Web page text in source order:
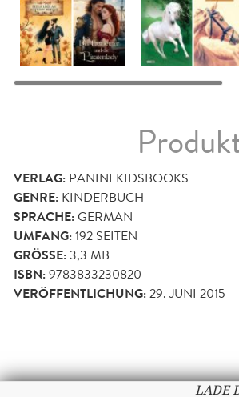
VERLAG: PANINI KIDSBOOKS
GENRE: KINDERBUCH
SPRACHE:GERMAN
UMFANG:192 SEITEN
GRÖSSE: 3,3 MB
ISBN:9783833230820
VERÖFFENTLICHUNG:29. JUNI 2015
LADE